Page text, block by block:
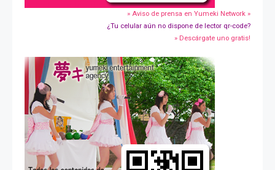
» Aviso de prensa en Yumeki Network »
¿Tu celular aún no dispone de lector qr-code?
» Descárgate uno gratis!